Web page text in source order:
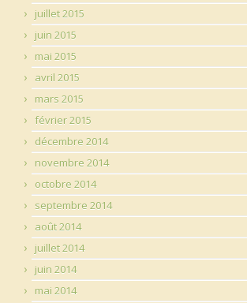
juillet 2015
juin 2015
mai 2015
avril 2015
mars 2015
février 2015
décembre 2014
novembre 2014
octobre 2014
septembre 2014
août 2014
juillet 2014
juin 2014
mai 2014